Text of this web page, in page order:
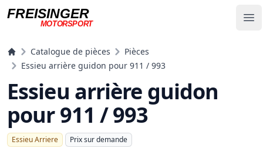
FREISINGER
MOTORSPORT
Catalogue de pièces
Pièces
Essieu arrière guidon pour 911 / 993
Essieu arrière guidon
pour 911 / 993
Essieu Arriere Prix ​​sur demande